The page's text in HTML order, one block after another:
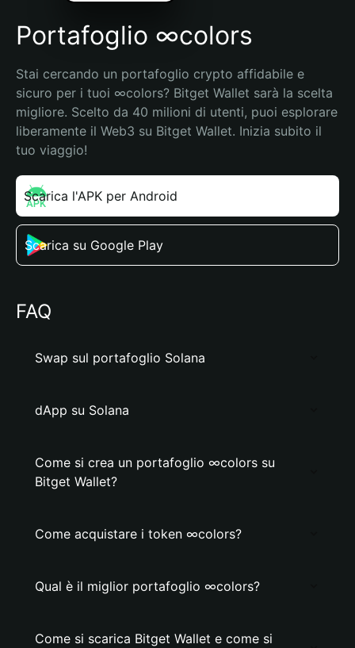
Portafoglio ∞colors
Stai cercando un portafoglio crypto affidabile e
sicuro per i tuoi ∞colors? Bitget Wallet sarà la scelta
migliore. Scelto da 40 milioni di utenti, puoi esplorare
liberamente il Web3 su Bitget Wallet. Inizia subito il
tuo viaggio!
Scarica l'APK per Android
Scarica su Google Play
FAQ
Swap sul portafoglio Solana
dApp su Solana
Come si crea un portafoglio ∞colors su
Bitget Wallet?
Come acquistare i token ∞colors?
Qual è il miglior portafoglio ∞colors?
Come si scarica Bitget Wallet e come si